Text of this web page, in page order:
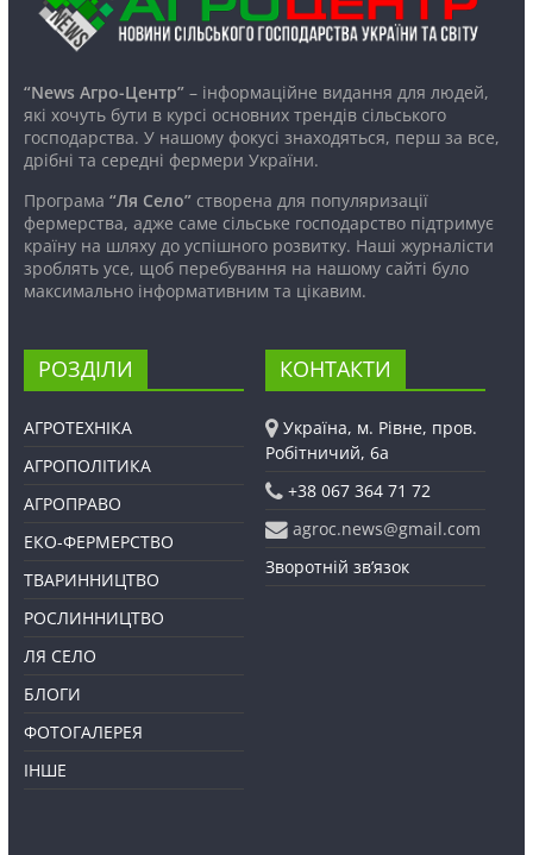
“News Агро-Центр”– інформаційне видання для людей,
які хочуть бути в курсі основних трендів сільського
господарства. У нашому фокусі знаходяться, перш за все,
дрібні та середні фермери України.
Програма “Ля Село”створена для популяризації
фермерства, адже саме сільське господарство підтримує
країну на шляху до успішного розвитку. Наші журналісти
зроблять усе, щоб перебування на нашому сайті було
максимально інформативним та цікавим.
РОЗДІЛИ
АГРОТЕХНІКА
АГРОПОЛІТИКА
АГРОПРАВО
ЕКО-ФЕРМЕРСТВО
ТВАРИННИЦТВО
РОСЛИННИЦТВО
ЛЯ СЕЛО
БЛОГИ
ФОТОГАЛЕРЕЯ
ІНШЕ
КОНТАКТИ
Україна, м. Рівне, пров.
Робітничий, 6а
+38 067 364 71 72
agroc.news@gmail.com
Зворотній зв’язок